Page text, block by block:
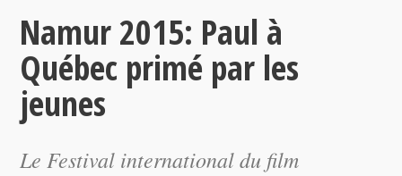
Namur 2015: Paul à
Québec primé par les
jeunes
Le Festival international du film